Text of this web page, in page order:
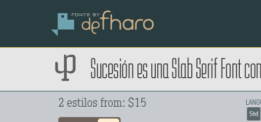
Sucesión es una Slab Serif Font
2 estilos from: $15